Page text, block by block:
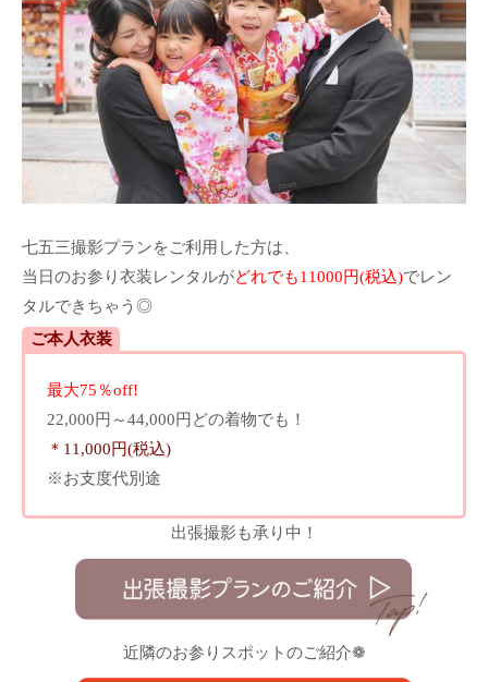
七五三撮影プランをご利用した方は、
当日のお参り衣装レンタルがどれでも11000円(税込)でレン
タルできちゃう◎
ご本人衣装
最大75％off!
22,000円～44,000円どの着物でも！
＊11,000円(税込)
※お支度代別途
出張撮影も承り中！
近隣のお参りスポットのご紹介❁